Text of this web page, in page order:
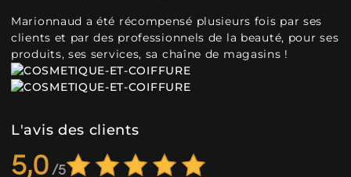
Marionnaud a été récompensé plusieurs fois par ses
clients et par des professionnels de la beauté, pour ses
produits, ses services, sa chaîne de magasins !
L'avis des clients
5,0